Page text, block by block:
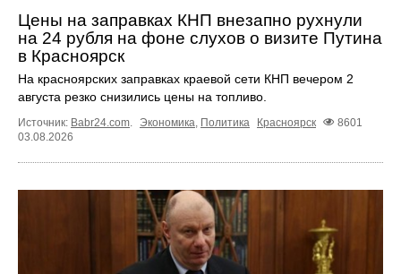
Цены на заправках КНП внезапно рухнули
на 24 рубля на фоне слухов о визите Путина
в Красноярск
На красноярских заправках краевой сети КНП вечером 2
августа резко снизились цены на топливо.
Источник: Babr24.com. Экономика, Политика Красноярск
8601
03.08.2026